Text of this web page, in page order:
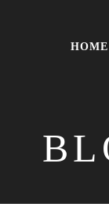
HOME